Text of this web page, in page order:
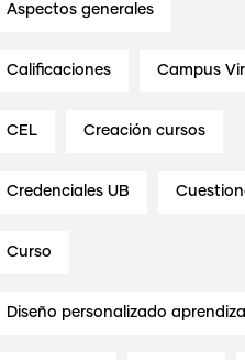
Aspectos generales
Calificaciones Campus
CEL Creación cursos
Credenciales UB
Curso
Diseño personalizado